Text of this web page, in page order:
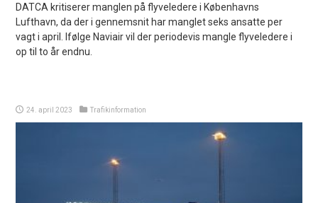
DATCA kritiserer manglen på flyveledere i Københavns
Lufthavn, da der i gennemsnit har manglet seks ansatte per
vagt i april. Ifølge Naviair vil der periodevis mangle flyveledere i
op til to år endnu.
24. april 2023 Trafikinformation